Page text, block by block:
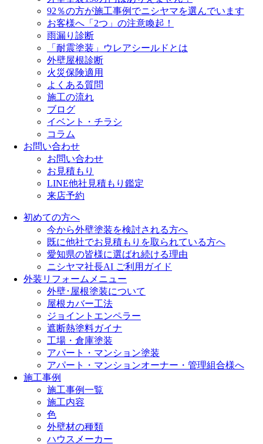
92％の方が施工事例でニシヤマを選んでいます
お客様へ「2つ」の注意喚起！
雨漏り診断
「耐震塗装」ウレアシールドとは
外壁屋根診断
火災保険適用
よくある質問
施工の流れ
ブログ
イベント・チラシ
コラム
お問い合わせ
お問い合わせ
お見積もり
LINE他社見積もり鑑定
来店予約
初めての方へ
今から外壁塗装を検討される方へ
既に他社でお見積もりを取られている方へ
愛知県の皆様に選ばれ続ける理由
ニシヤマ社長AI ご利用ガイド
外装リフォームメニュー
外壁･屋根塗装について
屋根カバー工法
ジョイントエンペラー
遮断熱塗料ガイナ
工場・倉庫塗装
アパート・マンション塗装
アパート・マンションオーナー・管理組合様へ
施工事例
施工事例一覧
施工内容
色
外壁材の種類
ハウスメーカー